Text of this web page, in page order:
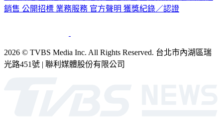
銷售 公開招標 業務服務 官方聲明 獲獎紀錄／認證
2026 © TVBS Media Inc. All Rights Reserved. 台北市內湖區瑞
光路451號 | 聯利媒體股份有限公司